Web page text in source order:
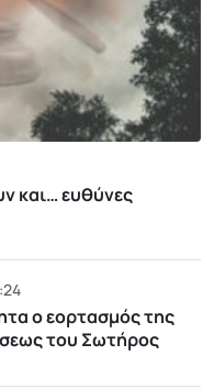
και… ευθύνες
ο εορτασμός της
του Σωτήρος